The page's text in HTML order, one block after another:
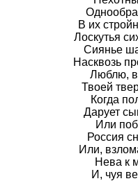
В их
Лоскутья
Сиянье
Насквозь
Люблю,
Твоей
Когда
Дарует
Или
Россия
Или,
Нева к
И, чуя